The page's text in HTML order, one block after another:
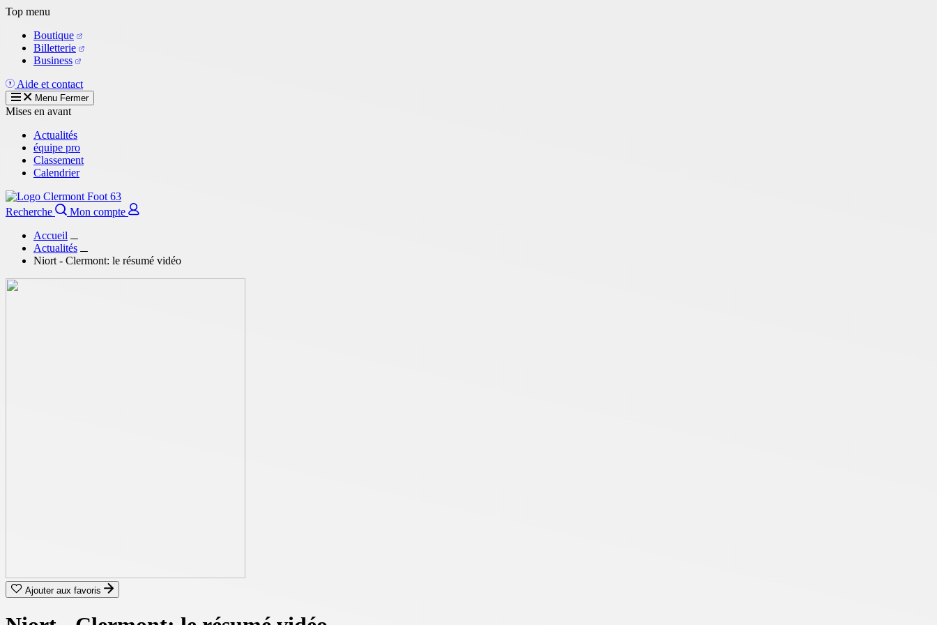
Aller
contenu
principal
Top menu
Boutique
Billetterie
Business
Aide et contact
Menu Fermer
Mises en avant
Actualités
équipe pro
Classement
Calendrier
Recherche
Mon compte
Accueil
Actualités
Niort - Clermont: le résumé vidéo
Ajouter aux favoris